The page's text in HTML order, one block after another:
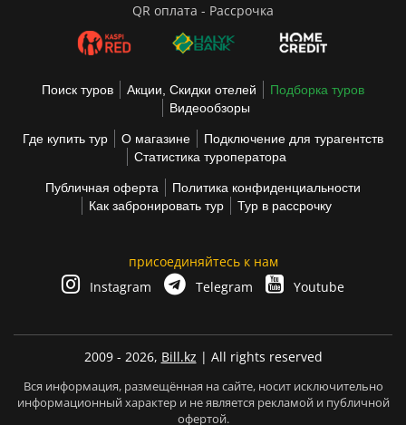
QR оплата - Рассрочка
Поиск туров Акции, Скидки отелей
Подборка туров
Видеообзоры
Где купить тур О магазине
Подключение для турагентств
Статистика туроператора
Публичная оферта
Политика конфиденциальности
Как забронировать тур
Тур в рассрочку
присоединяйтесь к нам
Instagram
Telegram Youtube
2009 - 2026, Bill.kz | All rights reserved
Вся информация, размещённая на сайте, носит исключительно
информационный характер и не является рекламой и публичной
офертой.